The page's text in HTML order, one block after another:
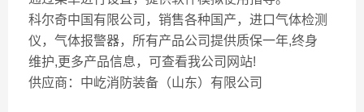
科尔奇中国有限公司，销售各种国产，进口气体检测
仪，气体报警器，所有产品公司提供质保一年,终身
维护,更多产品信息，可查看我公司网站!
供应商：中屹消防装备（山东）有限公司